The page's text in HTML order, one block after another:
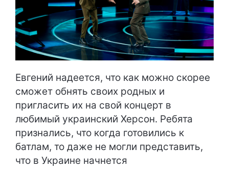
Евгений надеется, что как можно скорее
сможет обнять своих родных и
пригласить их на свой концерт в
любимый украинский Херсон. Ребята
признались, что когда готовились к
батлам, то даже не могли представить,
что в Украине начнется